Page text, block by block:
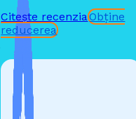
Citește recenziaObține
reducerea